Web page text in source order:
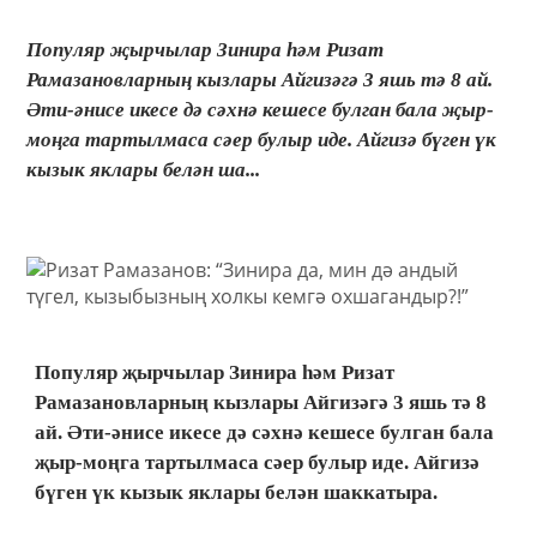
Популяр җырчылар Зинира һәм Ризат
Рамазановларның кызлары Айгизәгә 3 яшь тә 8 ай.
Әти-әнисе икесе дә сәхнә кешесе булган бала җыр-
моңга тартылмаса сәер булыр иде. Айгизә бүген үк
кызык яклары белән ша...
Популяр җырчылар Зинира һәм Ризат
Рамазановларның кызлары Айгизәгә 3 яшь тә 8
ай. Әти-әнисе икесе дә сәхнә кешесе булган бала
җыр-моңга тартылмаса сәер булыр иде. Айгизә
бүген үк кызык яклары белән шаккатыра.